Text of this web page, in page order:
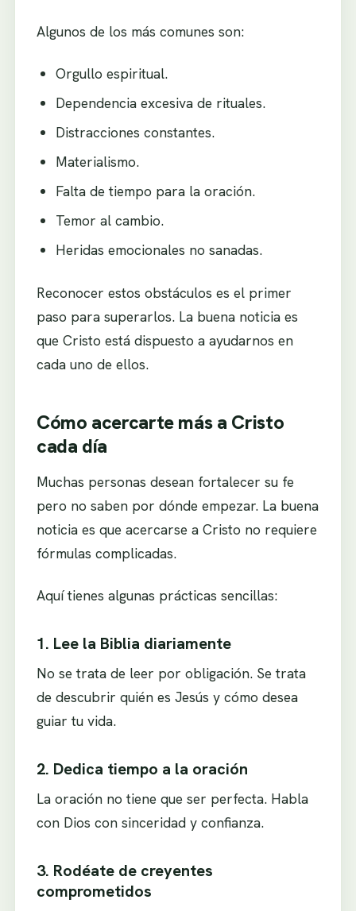
Algunos de los más comunes son:
Orgullo espiritual.
Dependencia excesiva de rituales.
Distracciones constantes.
Materialismo.
Falta de tiempo para la oración.
Temor al cambio.
Heridas emocionales no sanadas.
Reconocer estos obstáculos es el primer
paso para superarlos. La buena noticia es
que Cristo está dispuesto a ayudarnos en
cada uno de ellos.
Cómo acercarte más a Cristo
cada día
Muchas personas desean fortalecer su fe
pero no saben por dónde empezar. La buena
noticia es que acercarse a Cristo no requiere
fórmulas complicadas.
Aquí tienes algunas prácticas sencillas:
1. Lee la Biblia diariamente
No se trata de leer por obligación. Se trata
de descubrir quién es Jesús y cómo desea
guiar tu vida.
2. Dedica tiempo a la oración
La oración no tiene que ser perfecta. Habla
con Dios con sinceridad y confianza.
3. Rodéate de creyentes
comprometidos